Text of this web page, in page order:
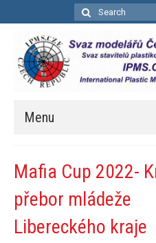
Search
Menu
Mafia Cup 2022-
přebor mládeže
Libereckého kraje